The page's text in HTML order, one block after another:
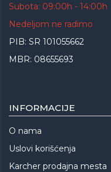
Subota: 09:00h - 14:00h
Nedeljom ne radimo
PIB: SR 101055662
MBR: 08655693
INFORMACIJE
O nama
Uslovi korišćenja
Karcher prodajna mesta